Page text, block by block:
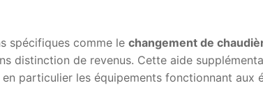
spécifiques comme le changement de
distinction de revenus. Cette aide
particulier les équipements fonctionnant aux